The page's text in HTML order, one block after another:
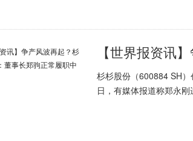
杉杉股份（600884 SH
日，有媒体报道称郑永刚